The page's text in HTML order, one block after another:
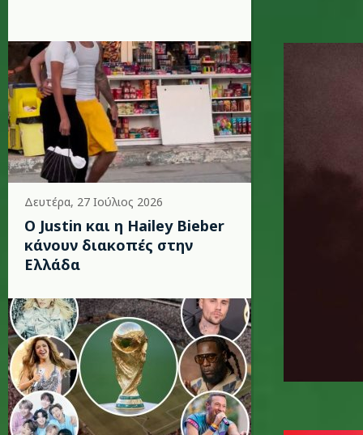
Δευτέρα, 27 Ιούλιος 2026
Ο Justin και η Hailey Bieber
κάνουν διακοπές στην
Ελλάδα